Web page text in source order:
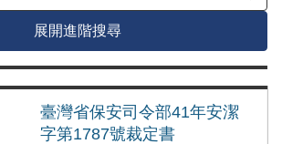
展開進階搜尋
臺灣省保安司令部41年安潔
字第1787號裁定書